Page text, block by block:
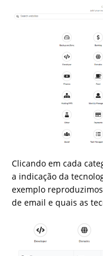
Clicando em cada
a indicação da
exemplo
de email e quais as